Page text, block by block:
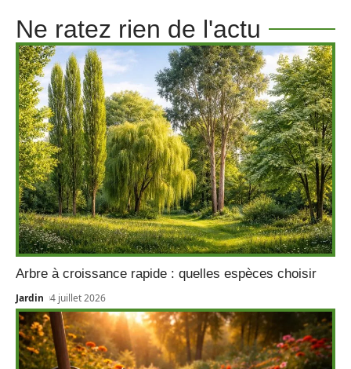
Ne ratez rien de l'actu
Arbre à croissance rapide : quelles espèces choisir
Jardin 4 juillet 2026